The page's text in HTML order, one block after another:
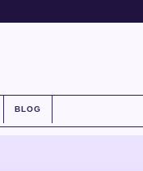
BLOG